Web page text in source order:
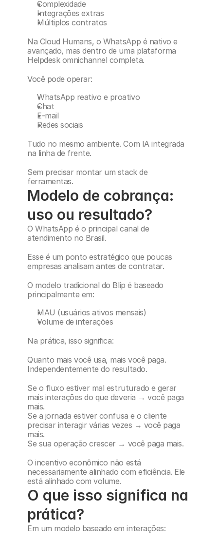
Complexidade
Integrações extras
Múltiplos contratos
Na Cloud Humans, o WhatsApp é nativo e
avançado, mas dentro de uma plataforma
Helpdesk omnichannel completa.
Você pode operar:
WhatsApp reativo e proativo
Chat
E-mail
Redes sociais
Tudo no mesmo ambiente. Com IA integrada
na linha de frente.
Sem precisar montar um stack de
ferramentas.
Modelo de cobrança:
uso ou resultado?
O WhatsApp é o principal canal de
atendimento no Brasil.
Esse é um ponto estratégico que poucas
empresas analisam antes de contratar.
O modelo tradicional do Blip é baseado
principalmente em:
MAU (usuários ativos mensais)
Volume de interações
Na prática, isso significa:
Quanto mais você usa, mais você paga.
Independentemente do resultado.
Se o fluxo estiver mal estruturado e gerar
mais interações do que deveria → você paga
mais.
Se a jornada estiver confusa e o cliente
precisar interagir várias vezes → você paga
mais.
Se sua operação crescer → você paga mais.
O incentivo econômico não está
necessariamente alinhado com eficiência. Ele
está alinhado com volume.
O que isso significa na
prática?
Em um modelo baseado em interações: